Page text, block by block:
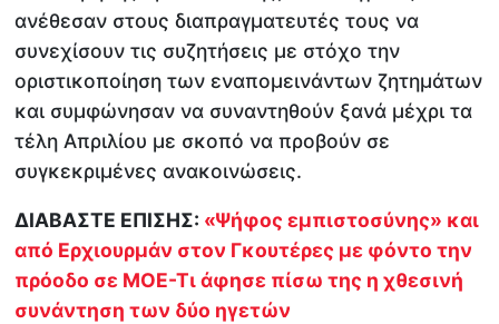
ανέθεσαν στους διαπραγματευτές τους να
συνεχίσουν τις συζητήσεις με στόχο την
οριστικοποίηση των εναπομεινάντων ζητημάτων
και συμφώνησαν να συναντηθούν ξανά μέχρι τα
τέλη Απριλίου με σκοπό να προβούν σε
συγκεκριμένες ανακοινώσεις.
ΔΙΑΒΑΣΤΕ ΕΠΙΣΗΣ: «Ψήφος εμπιστοσύνης» και
από Ερχιουρμάν στον Γκουτέρες με φόντο την
πρόοδο σε ΜΟΕ-Τι άφησε πίσω της η χθεσινή
συνάντηση των δύο ηγετών